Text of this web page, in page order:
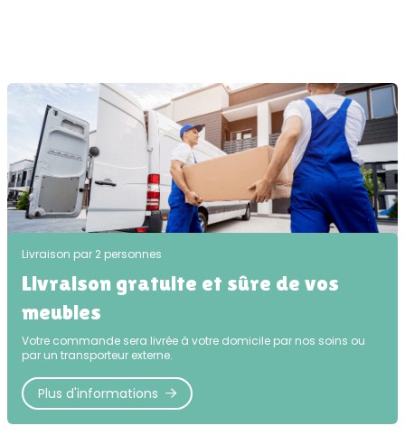
Livraison par 2 personnes
Livraison gratuite et sûre de vos
meubles
Votre commande sera livrée à votre domicile par nos soins ou
par un transporteur externe.
Plus d'informations